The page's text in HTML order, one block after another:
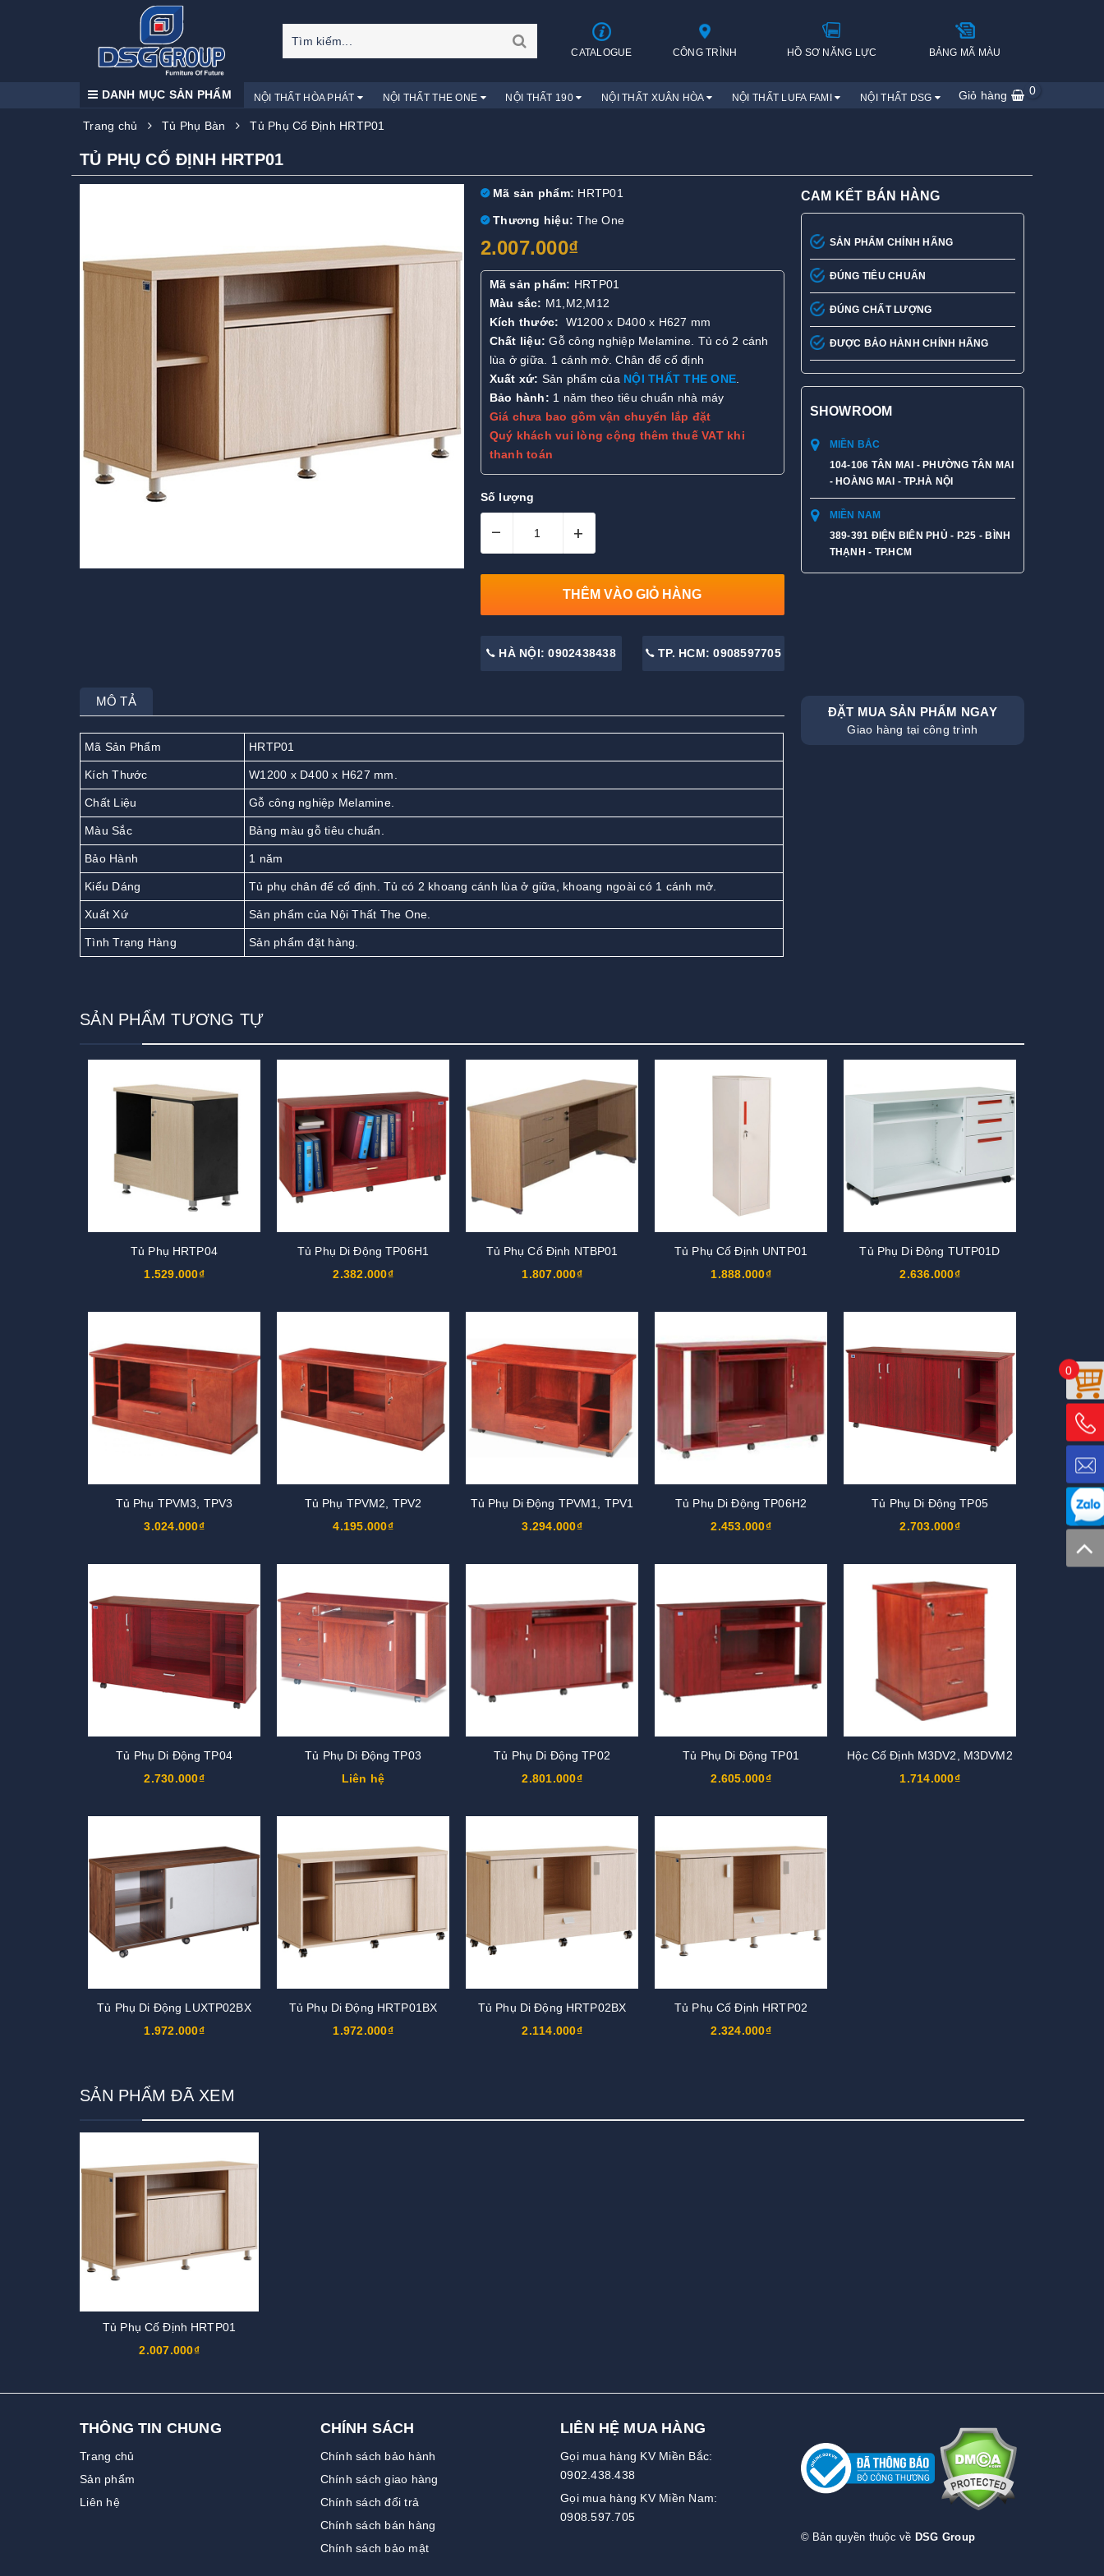
CATALOGUE CÔNG TRÌNH HỒ SƠ NĂNG LỰC BẢNG MÃ MÀU
DANH MỤC SẢN PHẨM NỘI THẤT HÒA PHÁT NỘI THẤT THE ONE NỘI THẤT 190 NỘI THẤT XUÂN HÒA NỘI THẤT LUFA FAMI NỘI THẤT DSG Giỏ hàng 0
Trang chủ Tủ Phụ Bàn Tủ Phụ Cố Định HRTP01
TỦ PHỤ CỐ ĐỊNH HRTP01
Mã sản phẩm: HRTP01
Thương hiệu: The One
2.007.000₫
Mã sản phẩm: HRTP01
Màu sắc: M1,M2,M12
Kích thước: W1200 x D400 x H627 mm
Chất liệu:Gỗ công nghiệp Melamine. Tủ có 2 cánh
lùa ở giữa. 1 cánh mở. Chân đế cố định
Xuất xứ: Sản phẩm của NỘI THẤT THE ONE.
Bảo hành: 1 năm theo tiêu chuẩn nhà máy
Giá chưa bao gồm vận chuyển lắp đặt
Quý khách vui lòng cộng thêm thuế VAT khi
thanh toán
Số lượng
– +
THÊM VÀO GIỎ HÀNG
HÀ NỘI: 0902438438 TP. HCM: 0908597705
CAM KẾT BÁN HÀNG
SẢN PHẨM CHÍNH HÃNG
ĐÚNG TIÊU CHUẨN
ĐÚNG CHẤT LƯỢNG
ĐƯỢC BẢO HÀNH CHÍNH HÃNG
SHOWROOM
MIỀN BẮC
104-106 TÂN MAI - PHƯỜNG TÂN MAI
- HOÀNG MAI - TP.HÀ NỘI
MIỀN NAM
389-391 ĐIỆN BIÊN PHỦ - P.25 - BÌNH
THẠNH - TP.HCM
MÔ TẢ
Mã Sản Phẩm HRTP01
Kích Thước W1200 x D400 x H627 mm.
Chất Liệu Gỗ công nghiệp Melamine.
Màu Sắc Bảng màu gỗ tiêu chuẩn.
Bảo Hành 1 năm
Kiểu Dáng Tủ phụ chân đế cố định. Tủ có 2 khoang cánh lùa ở giữa, khoang ngoài có 1 cánh mở.
Xuất Xứ Sản phẩm của Nội Thất The One.
Tình Trạng Hàng Sản phẩm đặt hàng.
ĐẶT MUA SẢN PHẨM NGAY
Giao hàng tại công trình
SẢN PHẨM TƯƠNG TỰ
Tủ Phụ HRTP04
1.529.000₫
Tủ Phụ Di Động TP06H1
2.382.000₫
Tủ Phụ Cố Định NTBP01
1.807.000₫
Tủ Phụ Cố Định UNTP01
1.888.000₫
Tủ Phụ Di Động TUTP01D
2.636.000₫
Tủ Phụ TPVM3, TPV3
3.024.000₫
Tủ Phụ TPVM2, TPV2
4.195.000₫
Tủ Phụ Di Động TPVM1, TPV1
3.294.000₫
Tủ Phụ Di Động TP06H2
2.453.000₫
Tủ Phụ Di Động TP05
2.703.000₫
Tủ Phụ Di Động TP04
2.730.000₫
Tủ Phụ Di Động TP03
Liên hệ
Tủ Phụ Di Động TP02
2.801.000₫
Tủ Phụ Di Động TP01
2.605.000₫
Hộc Cố Định M3DV2, M3DVM2
1.714.000₫
Tủ Phụ Di Động LUXTP02BX
1.972.000₫
Tủ Phụ Di Động HRTP01BX
1.972.000₫
Tủ Phụ Di Động HRTP02BX
2.114.000₫
Tủ Phụ Cố Định HRTP02
2.324.000₫
SẢN PHẨM ĐÃ XEM
Tủ Phụ Cố Định HRTP01
2.007.000₫
0
THÔNG TIN CHUNG
Trang chủ
Sản phẩm
Liên hệ
CHÍNH SÁCH
Chính sách bảo hành
Chính sách giao hàng
Chính sách đổi trả
Chính sách bán hàng
Chính sách bảo mật
LIÊN HỆ MUA HÀNG
Gọi mua hàng KV Miền Bắc:
0902.438.438
Gọi mua hàng KV Miền Nam:
0908.597.705
© Bản quyền thuộc về DSG Group